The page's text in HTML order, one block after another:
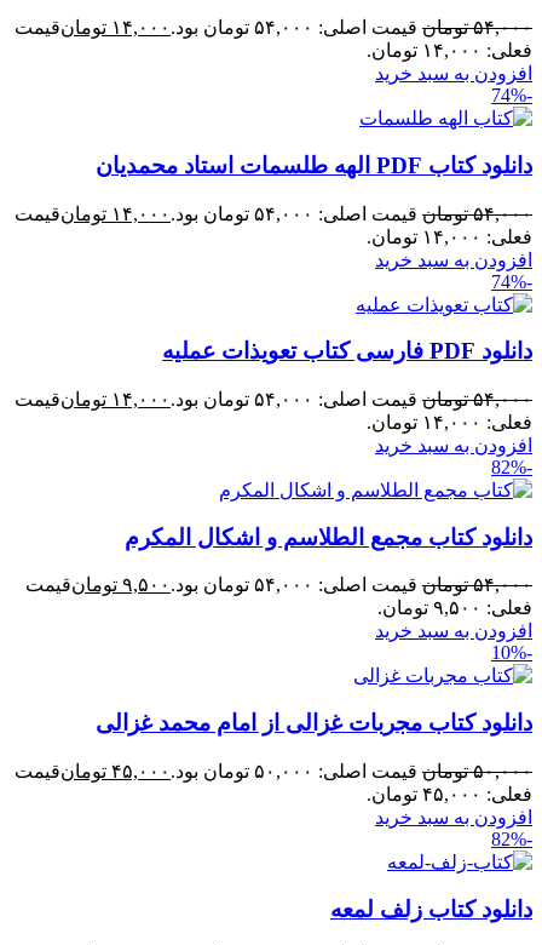
۵۴,۰۰۰ تومان قیمت اصلی: ۵۴,۰۰۰ تومان بود. ۱۴,۰۰۰ تومانقیمت
فعلی: ۱۴,۰۰۰ تومان.
افزودن به سبد خرید
-74%
دانلود کتاب PDF الهه طلسمات استاد محمدیان
۵۴,۰۰۰ تومان قیمت اصلی: ۵۴,۰۰۰ تومان بود. ۱۴,۰۰۰ تومانقیمت
فعلی: ۱۴,۰۰۰ تومان.
افزودن به سبد خرید
-74%
دانلود PDF فارسی کتاب تعویذات عملیه
۵۴,۰۰۰ تومان قیمت اصلی: ۵۴,۰۰۰ تومان بود. ۱۴,۰۰۰ تومانقیمت
فعلی: ۱۴,۰۰۰ تومان.
افزودن به سبد خرید
-82%
دانلود کتاب مجمع الطلاسم و اشکال المکرم
۵۴,۰۰۰ تومان قیمت اصلی: ۵۴,۰۰۰ تومان بود. ۹,۵۰۰ تومانقیمت
فعلی: ۹,۵۰۰ تومان.
افزودن به سبد خرید
-10%
دانلود کتاب مجربات غزالی از امام محمد غزالی
۵۰,۰۰۰ تومان قیمت اصلی: ۵۰,۰۰۰ تومان بود. ۴۵,۰۰۰ تومانقیمت
فعلی: ۴۵,۰۰۰ تومان.
افزودن به سبد خرید
-82%
دانلود کتاب زلف لمعه